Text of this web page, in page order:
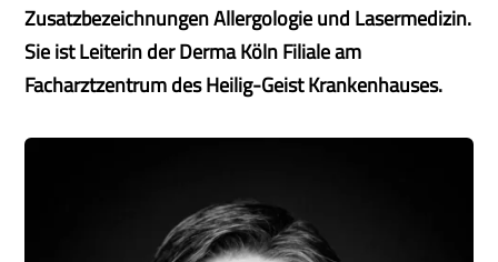
Zusatzbezeichnungen Allergologie und Lasermedizin.
Sie ist Leiterin der Derma Köln Filiale am
Facharztzentrum des Heilig-Geist Krankenhauses.